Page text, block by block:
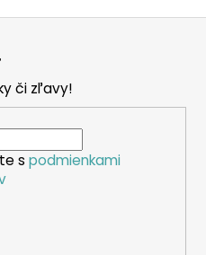
či zľavy!
s podmienkami